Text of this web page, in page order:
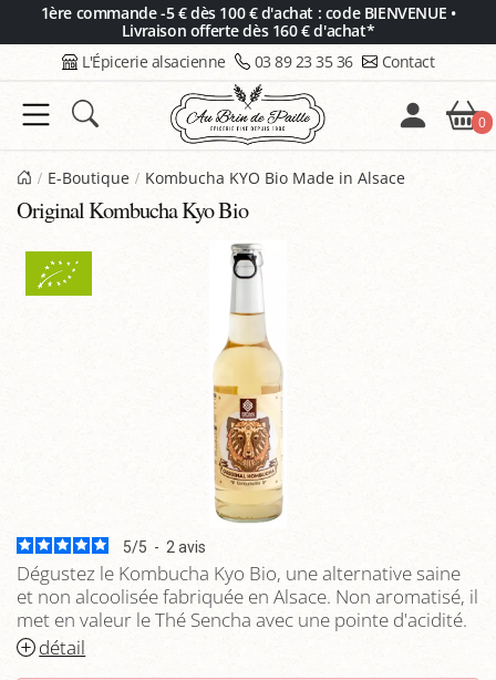
1ère commande -5 € dès 100 € d'achat : code BIENVENUE •
Livraison offerte dès 160 € d'achat*
L'Épicerie alsacienne 03 89 23 35 36 Contact
0
E-Boutique Kombucha KYO Bio Made in Alsace
Original Kombucha Kyo Bio
5/5 - 2 avis
Dégustez le Kombucha Kyo Bio, une alternative saine
et non alcoolisée fabriquée en Alsace. Non aromatisé, il
met en valeur le Thé Sencha avec une pointe d'acidité.
détail
Panneau de gestion des cookies